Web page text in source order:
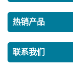
热销产品
联系我们